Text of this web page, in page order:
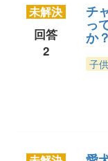
未解決
回答
2
チ
っ
か？
子供